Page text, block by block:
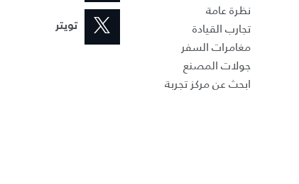
نظرة عامة
تجارب القيادة
مغامرات السفر
جولات المصنع
ابحث عن مركز تجربة
تويتر